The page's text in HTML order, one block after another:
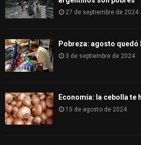
27 de septiembre de 2024
Pobreza: agosto
3 de septiembre de 2024
Economía: la cebolla te
15 de agosto de 2024